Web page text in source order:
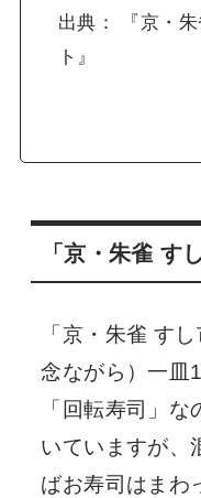
出典： 『京・
ト』
「京・朱雀 す
「京・朱雀 す
念ながら）一皿
「回転寿司」
いていますが、
ばお寿司はまわ